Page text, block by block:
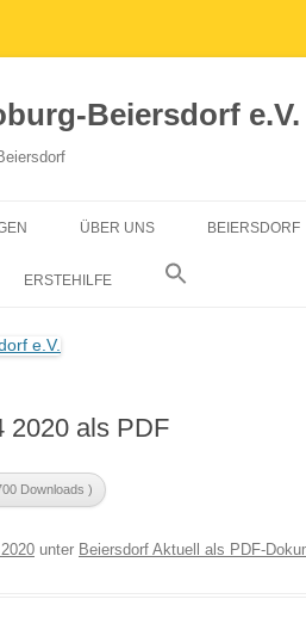
Beiersdorf e.V.
ÜBER UNS
VORSTAND
BEIERSDORF
ERSTEHILFE
2020 als PDF
Downloads )
unter Beiersdorf Aktuell als PDF-